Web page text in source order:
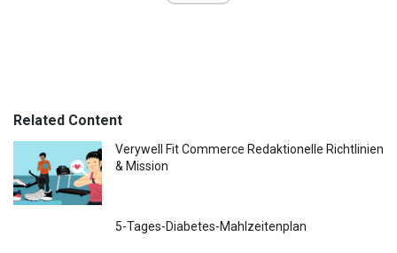
Related Content
Verywell Fit Commerce Redaktionelle Richtlinien
& Mission
5-Tages-Diabetes-Mahlzeitenplan